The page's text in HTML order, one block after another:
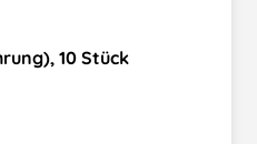
10 Stück